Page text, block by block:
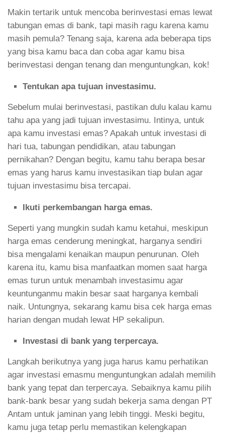
Makin tertarik untuk mencoba berinvestasi emas lewat
tabungan emas di bank, tapi masih ragu karena kamu
masih pemula? Tenang saja, karena ada beberapa tips
yang bisa kamu baca dan coba agar kamu bisa
berinvestasi dengan tenang dan menguntungkan, kok!
Tentukan apa tujuan investasimu.
Sebelum mulai berinvestasi, pastikan dulu kalau kamu
tahu apa yang jadi tujuan investasimu. Intinya, untuk
apa kamu investasi emas? Apakah untuk investasi di
hari tua, tabungan pendidikan, atau tabungan
pernikahan? Dengan begitu, kamu tahu berapa besar
emas yang harus kamu investasikan tiap bulan agar
tujuan investasimu bisa tercapai.
Ikuti perkembangan harga emas.
Seperti yang mungkin sudah kamu ketahui, meskipun
harga emas cenderung meningkat, harganya sendiri
bisa mengalami kenaikan maupun penurunan. Oleh
karena itu, kamu bisa manfaatkan momen saat harga
emas turun untuk menambah investasimu agar
keuntunganmu makin besar saat harganya kembali
naik. Untungnya, sekarang kamu bisa cek harga emas
harian dengan mudah lewat HP sekalipun.
Investasi di bank yang terpercaya.
Langkah berikutnya yang juga harus kamu perhatikan
agar investasi emasmu menguntungkan adalah memilih
bank yang tepat dan terpercaya. Sebaiknya kamu pilih
bank-bank besar yang sudah bekerja sama dengan PT
Antam untuk jaminan yang lebih tinggi. Meski begitu,
kamu juga tetap perlu memastikan kelengkapan